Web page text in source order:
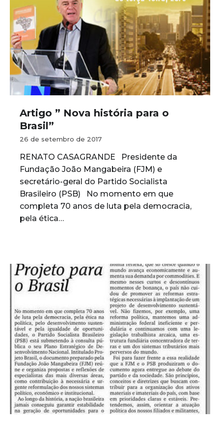
Artigo ” Nova história para o
Brasil”
26 de setembro de 2017
RENATO CASAGRANDE Presidente da
Fundação João Mangabeira (FJM) e
secretário-geral do Partido Socialista
Brasileiro (PSB) No momento em que
completa 70 anos de luta pela democracia,
pela ética…